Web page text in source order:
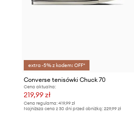
extra -5% z kodem: OFF*
Converse tenisówki Chuck 70
Cena aktualna:
219,99 zł
Cena regularna: 419,99 zł
Najniższa cena z 30 dni przed obniżką: 229,99 zł